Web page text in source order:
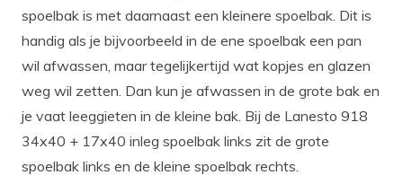
spoelbak is met daarnaast een kleinere spoelbak. Dit is
handig als je bijvoorbeeld in de ene spoelbak een pan
wil afwassen, maar tegelijkertijd wat kopjes en glazen
weg wil zetten. Dan kun je afwassen in de grote bak en
je vaat leeggieten in de kleine bak. Bij de Lanesto 918
34x40 + 17x40 inleg spoelbak links zit de grote
spoelbak links en de kleine spoelbak rechts.